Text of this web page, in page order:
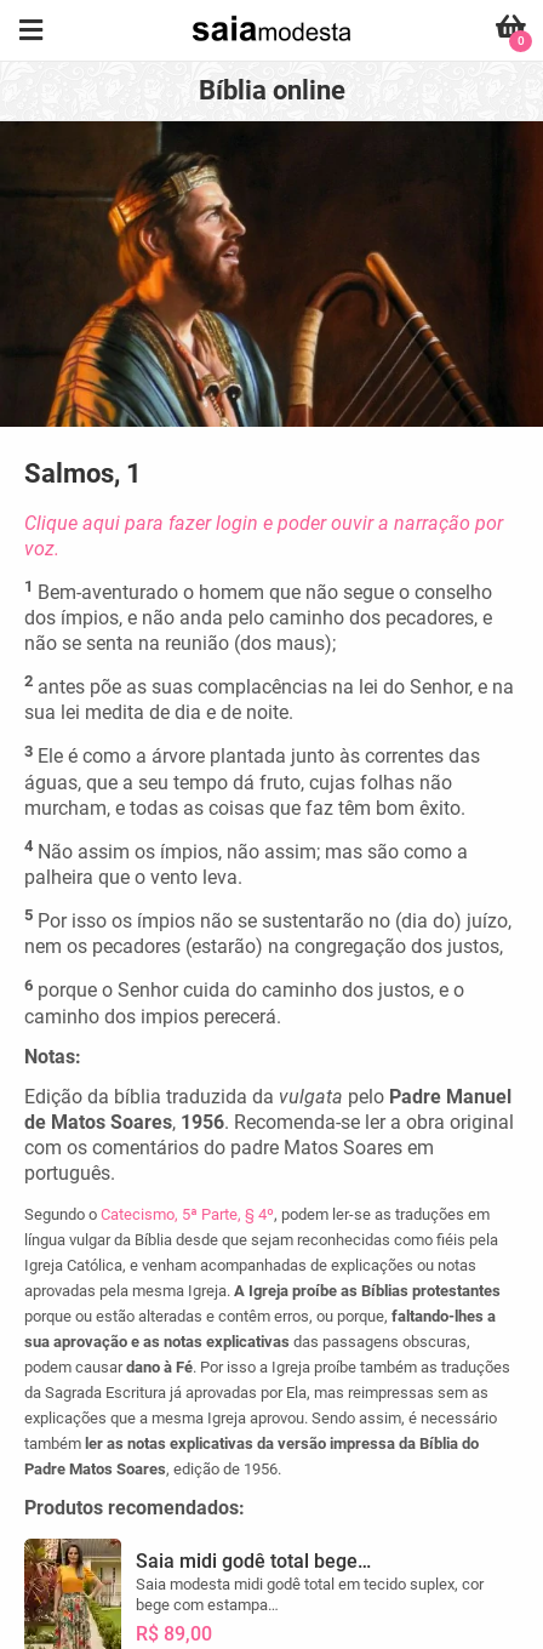
0
Bíblia online
Salmos, 1
Clique aqui para fazer login e poder ouvir a narração por
voz.
1 Bem-aventurado o homem que não segue o conselho
dos ímpios, e não anda pelo caminho dos pecadores, e
não se senta na reunião (dos maus);
2 antes põe as suas complacências na lei do Senhor, e na
sua lei medita de dia e de noite.
3 Ele é como a árvore plantada junto às correntes das
águas, que a seu tempo dá fruto, cujas folhas não
murcham, e todas as coisas que faz têm bom êxito.
4 Não assim os ímpios, não assim; mas são como a
palheira que o vento leva.
5 Por isso os ímpios não se sustentarão no (dia do) juízo,
nem os pecadores (estarão) na congregação dos justos,
6 porque o Senhor cuida do caminho dos justos, e o
caminho dos impios perecerá.
Notas:
Edição da bíblia traduzida da vulgata pelo Padre Manuel
de Matos Soares, 1956. Recomenda-se ler a obra original
com os comentários do padre Matos Soares em
português.
Segundo o Catecismo, 5ª Parte, § 4º, podem ler-se as traduções em
língua vulgar da Bíblia desde que sejam reconhecidas como fiéis pela
Igreja Católica, e venham acompanhadas de explicações ou notas
aprovadas pela mesma Igreja. A Igreja proíbe as Bíblias protestantes
porque ou estão alteradas e contêm erros, ou porque, faltando-lhes a
sua aprovação e as notas explicativas das passagens obscuras,
podem causardano à Fé. Por isso a Igreja proíbe também as traduções
da Sagrada Escritura já aprovadas por Ela, mas reimpressas sem as
explicações que a mesma Igreja aprovou. Sendo assim, é necessário
também ler as notas explicativas da versão impressa da Bíblia do
Padre Matos Soares, edição de 1956.
Produtos recomendados:
Saia midi godê total bege…
Saia modesta midi godê total em tecido suplex, cor
bege com estampa…
R$ 89,00